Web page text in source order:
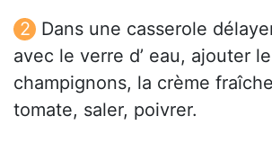
Dans une casserole
avec le verre d’ eau, ajouter
champignons, la crème
tomate, saler, poivrer.